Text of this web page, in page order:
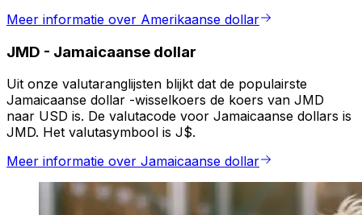
Meer informatie over Amerikaanse dollar
JMD - Jamaicaanse dollar
Uit onze valutaranglijsten blijkt dat de populairste
Jamaicaanse dollar -wisselkoers de koers van JMD
naar USD is. De valutacode voor Jamaicaanse dollars is
JMD. Het valutasymbool is J$.
Meer informatie over Jamaicaanse dollar